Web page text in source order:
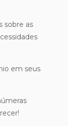
sobre as
em seus